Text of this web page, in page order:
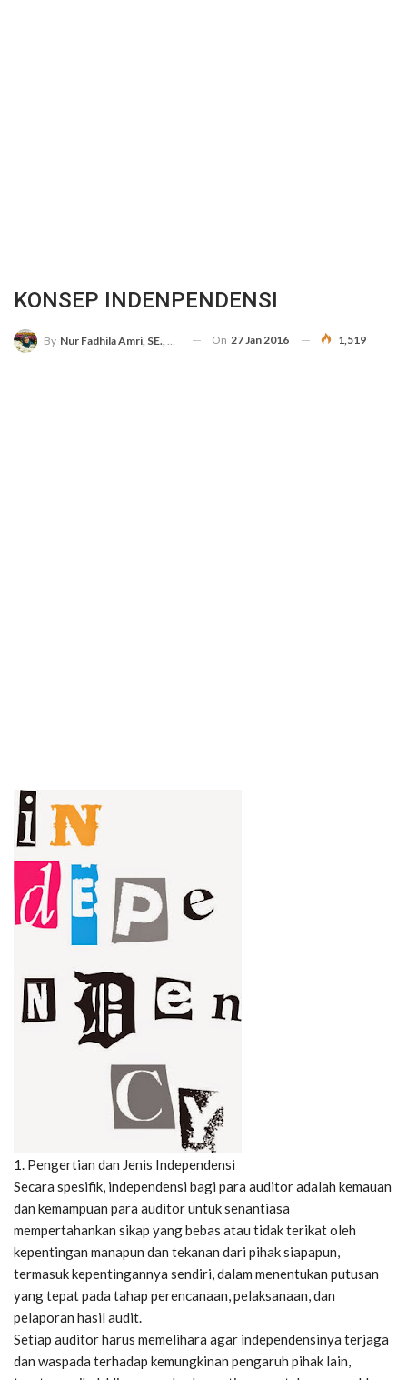
KONSEP INDENPENDENSI
By Nur Fadhila Amri, SE., Ak., M.Si On 27 Jan 2016 1,519
1. Pengertian dan Jenis Independensi
Secara spesifik, independensi bagi para auditor adalah kemauan
dan kemampuan para auditor untuk senantiasa
mempertahankan sikap yang bebas atau tidak terikat oleh
kepentingan manapun dan tekanan dari pihak siapapun,
termasuk kepentingannya sendiri, dalam menentukan putusan
yang tepat pada tahap perencanaan, pelaksanaan, dan
pelaporan hasil audit.
Setiap auditor harus memelihara agar independensinya terjaga
dan waspada terhadap kemungkinan pengaruh pihak lain,